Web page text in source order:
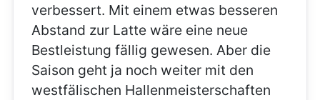
verbessert. Mit einem etwas besseren
Abstand zur Latte wäre eine neue
Bestleistung fällig gewesen. Aber die
Saison geht ja noch weiter mit den
westfälischen Hallenmeisterschaften